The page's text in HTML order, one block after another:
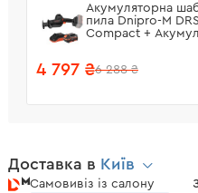
Акумуляторна
пила Dnipro-M
Compact +
4 797 ₴6 288 ₴
Доставка в Київ
Самовивіз із салону